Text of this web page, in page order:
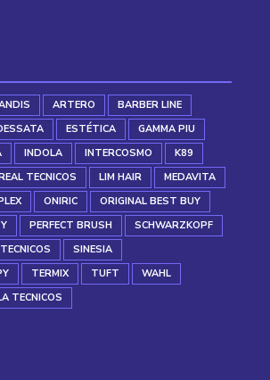
ARTERO
BARBER LINE
ESTÉTICA
GAMMA PIU
INDOLA INTERCOSMO
K89
TECNICOS LIM HAIR
MEDAVITA
ONIRIC
ORIGINAL BEST BUY
PERFECT BRUSH
SCHWARZKOPF
SINESIA
TERMIX TUFT
WAHL
TECNICOS